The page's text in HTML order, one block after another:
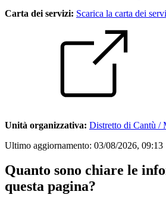
Carta dei servizi: Scarica la carta dei
Unità organizzativa: Distretto di Cantù /
Ultimo aggiornamento: 03/08/2026, 09:13
Quanto sono chiare le
questa pagina?